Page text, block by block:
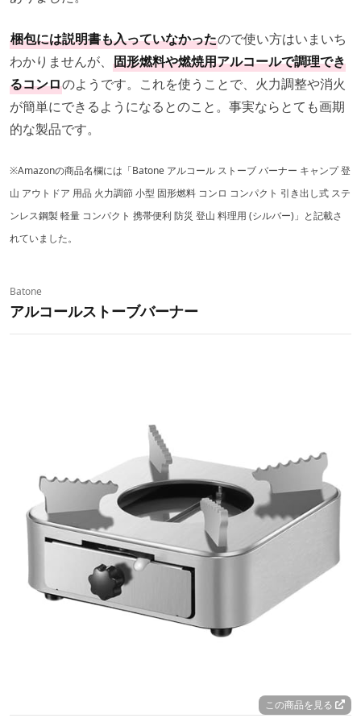
梱包には説明書も入っていなかったので使い方はいまいち
わかりませんが、 固形燃料や燃焼用アルコールで調理でき
るコンロのようです。これを使うことで、火力調整や消火
が簡単にできるようになるとのこと。事実ならとても画期
的な製品です。
※Amazonの商品名欄には「Batone アルコール ストーブ バーナー キャンプ 登
山 アウトドア 用品 火力調節 小型 固形燃料 コンロ コンパクト 引き出し式 ステ
ンレス鋼製 軽量 コンパクト 携帯便利 防災 登山 料理用 (シルバー)」と記載さ
れていました。
Batone
アルコールストーブバーナー
この商品を見る